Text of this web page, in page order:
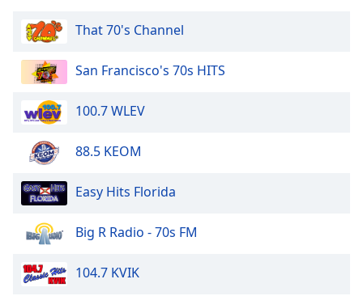
close
window.
Text
Opacity
Background
Color
That 70's Channel
San Francisco's 70s HITS
100.7 WLEV
88.5 KEOM
Easy Hits Florida
Big R Radio - 70s FM
104.7 KVIK